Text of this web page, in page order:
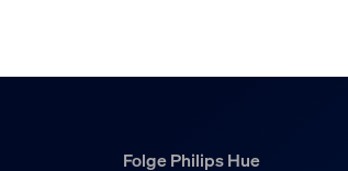
Folge Philips Hue